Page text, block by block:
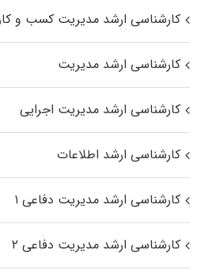
کارشناسی ارشد مدیریت کسب و
کارشناسی ارشد مدیریت
کارشناسی ارشد مدیریت اجرایی
کارشناسی ارشد اطلاعات
کارشناسی ارشد مدیریت دفاعی ۱
کارشناسی ارشد مدیریت دفاعی ۲